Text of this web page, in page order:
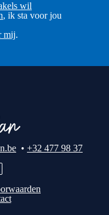
wil
, ik sta voor jou
mij.
• +32 477 98 37